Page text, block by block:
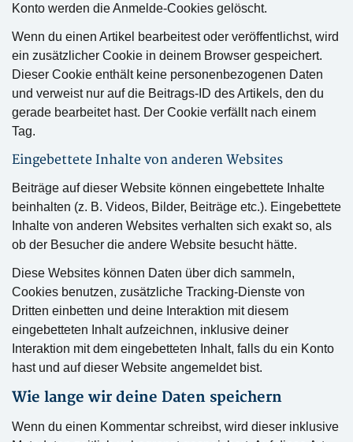
Konto werden die Anmelde-Cookies gelöscht.
Wenn du einen Artikel bearbeitest oder veröffentlichst, wird
ein zusätzlicher Cookie in deinem Browser gespeichert.
Dieser Cookie enthält keine personenbezogenen Daten
und verweist nur auf die Beitrags-ID des Artikels, den du
gerade bearbeitet hast. Der Cookie verfällt nach einem
Tag.
Eingebettete Inhalte von anderen Websites
Beiträge auf dieser Website können eingebettete Inhalte
beinhalten (z. B. Videos, Bilder, Beiträge etc.). Eingebettete
Inhalte von anderen Websites verhalten sich exakt so, als
ob der Besucher die andere Website besucht hätte.
Diese Websites können Daten über dich sammeln,
Cookies benutzen, zusätzliche Tracking-Dienste von
Dritten einbetten und deine Interaktion mit diesem
eingebetteten Inhalt aufzeichnen, inklusive deiner
Interaktion mit dem eingebetteten Inhalt, falls du ein Konto
hast und auf dieser Website angemeldet bist.
Wie lange wir deine Daten speichern
Wenn du einen Kommentar schreibst, wird dieser inklusive